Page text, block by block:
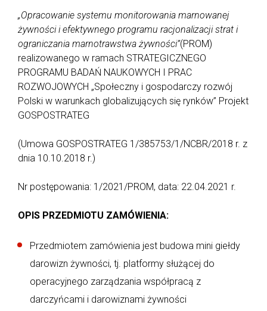
„Opracowanie systemu monitorowania marnowanej
żywności i efektywnego programu racjonalizacji strat i
ograniczania marnotrawstwa żywności”(PROM)
realizowanego w ramach STRATEGICZNEGO
PROGRAMU BADAŃ NAUKOWYCH I PRAC
ROZWOJOWYCH „Społeczny i gospodarczy rozwój
Polski w warunkach globalizujących się rynków” Projekt
GOSPOSTRATEG
(Umowa GOSPOSTRATEG 1/385753/1/NCBR/2018 r. z
dnia 10.10.2018 r.)
Nr postępowania: 1/2021/PROM, data: 22.04.2021 r.
OPIS PRZEDMIOTU ZAMÓWIENIA:
Przedmiotem zamówienia jest budowa mini giełdy
darowizn żywności, tj. platformy służącej do
operacyjnego zarządzania współpracą z
darczyńcami i darowiznami żywności